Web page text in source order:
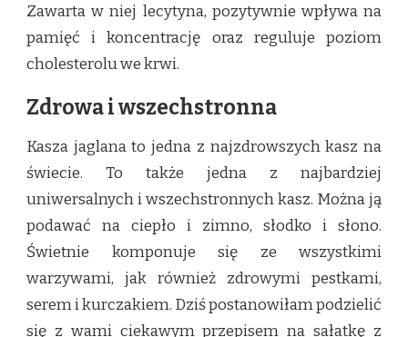
Zawarta w niej lecytyna, pozytywnie wpływa na
pamięć i koncentrację oraz reguluje poziom
cholesterolu we krwi.
Zdrowa i wszechstronna
Kasza jaglana to jedna z najzdrowszych kasz na
świecie. To także jedna z najbardziej
uniwersalnych i wszechstronnych kasz. Można ją
podawać na ciepło i zimno, słodko i słono.
Świetnie komponuje się ze wszystkimi
warzywami, jak również zdrowymi pestkami,
serem i kurczakiem. Dziś postanowiłam podzielić
się z wami ciekawym przepisem na sałatkę z